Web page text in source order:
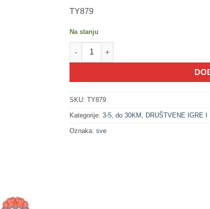
TY879
Na stanju
100305 Tangram - logička igra (3+)
SKU: TY879
Kategorije: 3-5, do 30KM , DRUŠTVENE IGRE I
Oznaka: sve